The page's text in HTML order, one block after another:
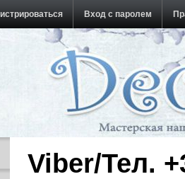
Вход с паролем
Viber/Тел.